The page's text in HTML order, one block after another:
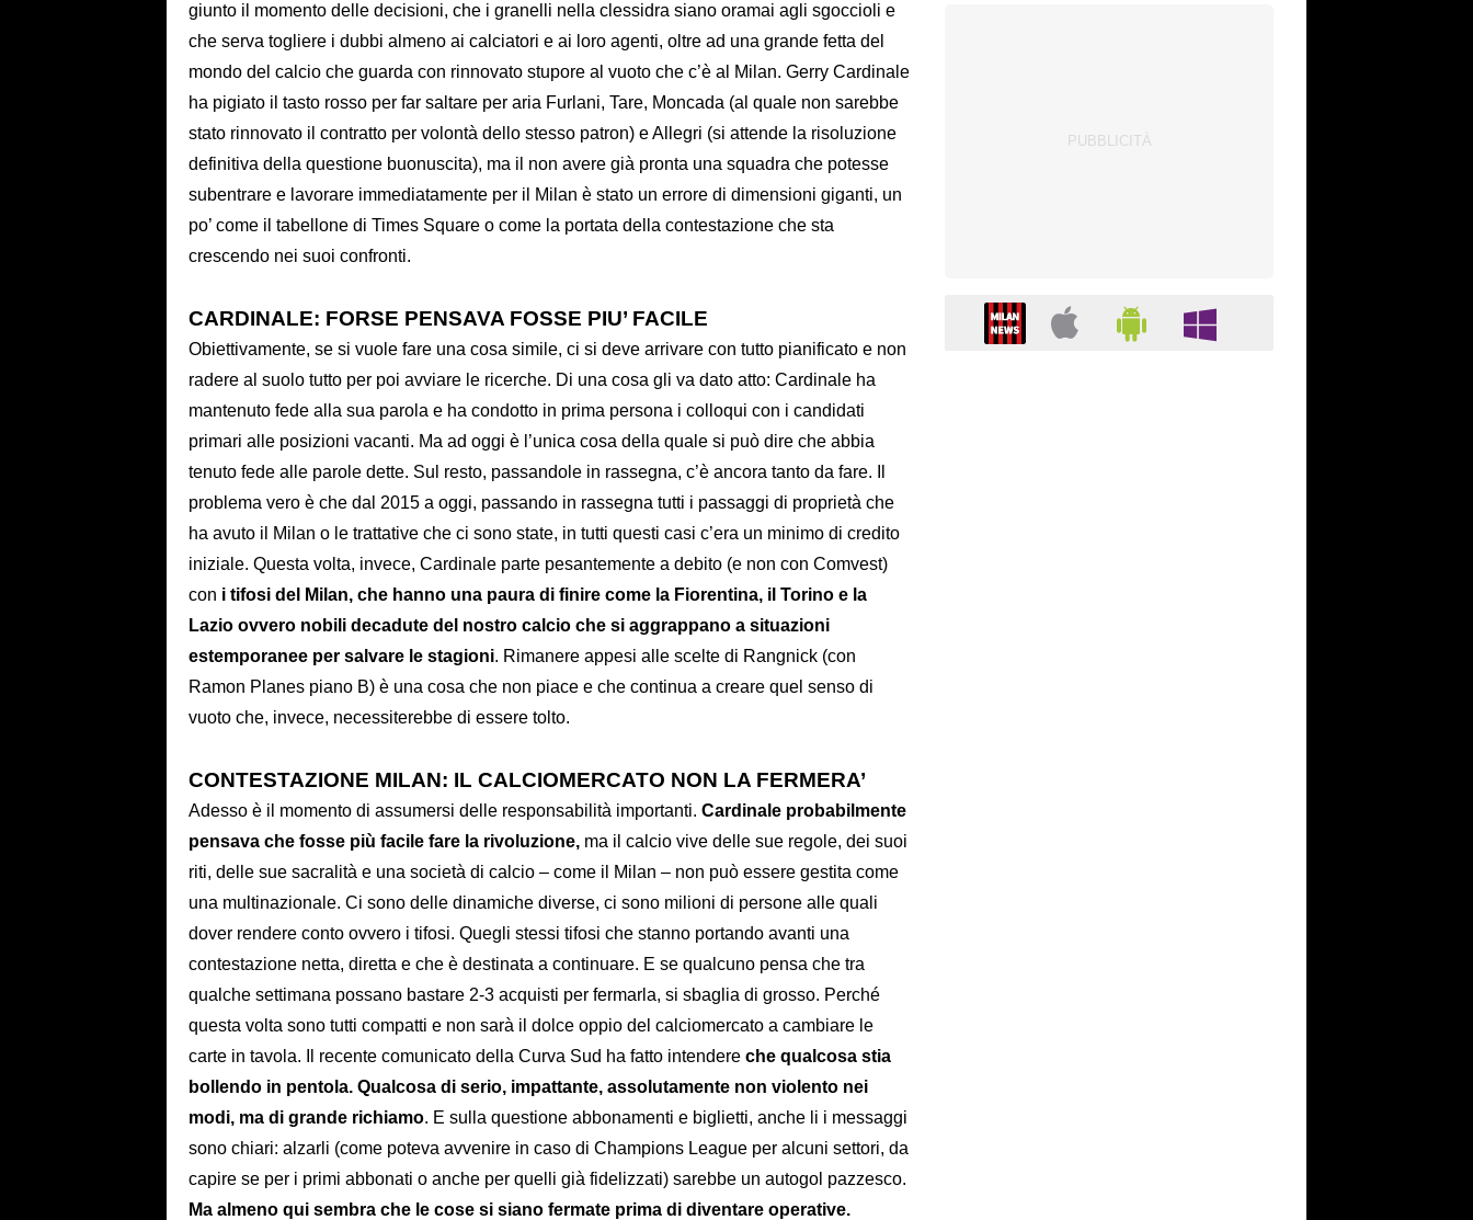
giunto il momento delle decisioni, che i granelli nella clessidra siano oramai agli sgoccioli e
che serva togliere i dubbi almeno ai calciatori e ai loro agenti, oltre ad una grande fetta del
mondo del calcio che guarda con rinnovato stupore al vuoto che c’è al Milan. Gerry Cardinale
ha pigiato il tasto rosso per far saltare per aria Furlani, Tare, Moncada (al quale non sarebbe
stato rinnovato il contratto per volontà dello stesso patron) e Allegri (si attende la risoluzione
definitiva della questione buonuscita), ma il non avere già pronta una squadra che potesse
subentrare e lavorare immediatamente per il Milan è stato un errore di dimensioni giganti, un
po’ come il tabellone di Times Square o come la portata della contestazione che sta
crescendo nei suoi confronti.
CARDINALE: FORSE PENSAVA FOSSE PIU’ FACILE
Obiettivamente, se si vuole fare una cosa simile, ci si deve arrivare con tutto pianificato e non
radere al suolo tutto per poi avviare le ricerche. Di una cosa gli va dato atto: Cardinale ha
mantenuto fede alla sua parola e ha condotto in prima persona i colloqui con i candidati
primari alle posizioni vacanti. Ma ad oggi è l’unica cosa della quale si può dire che abbia
tenuto fede alle parole dette. Sul resto, passandole in rassegna, c’è ancora tanto da fare. Il
problema vero è che dal 2015 a oggi, passando in rassegna tutti i passaggi di proprietà che
ha avuto il Milan o le trattative che ci sono state, in tutti questi casi c’era un minimo di credito
iniziale. Questa volta, invece, Cardinale parte pesantemente a debito (e non con Comvest)
con i tifosi del Milan, che hanno una paura di finire come la Fiorentina, il Torino e la
Lazio ovvero nobili decadute del nostro calcio che si aggrappano a situazioni
estemporanee per salvare le stagioni. Rimanere appesi alle scelte di Rangnick (con
Ramon Planes piano B) è una cosa che non piace e che continua a creare quel senso di
vuoto che, invece, necessiterebbe di essere tolto.
CONTESTAZIONE MILAN: IL CALCIOMERCATO NON LA FERMERA’
Adesso è il momento di assumersi delle responsabilità importanti. Cardinale probabilmente
pensava che fosse più facile fare la rivoluzione, ma il calcio vive delle sue regole, dei suoi
riti, delle sue sacralità e una società di calcio – come il Milan – non può essere gestita come
una multinazionale. Ci sono delle dinamiche diverse, ci sono milioni di persone alle quali
dover rendere conto ovvero i tifosi. Quegli stessi tifosi che stanno portando avanti una
contestazione netta, diretta e che è destinata a continuare. E se qualcuno pensa che tra
qualche settimana possano bastare 2-3 acquisti per fermarla, si sbaglia di grosso. Perché
questa volta sono tutti compatti e non sarà il dolce oppio del calciomercato a cambiare le
carte in tavola. Il recente comunicato della Curva Sud ha fatto intendere che qualcosa stia
bollendo in pentola. Qualcosa di serio, impattante, assolutamente non violento nei
modi, ma di grande richiamo. E sulla questione abbonamenti e biglietti, anche li i messaggi
sono chiari: alzarli (come poteva avvenire in caso di Champions League per alcuni settori, da
capire se per i primi abbonati o anche per quelli già fidelizzati) sarebbe un autogol pazzesco.
Ma almeno qui sembra che le cose si siano fermate prima di diventare operative.